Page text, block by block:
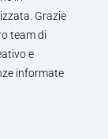
Grazie
team di
e
informate